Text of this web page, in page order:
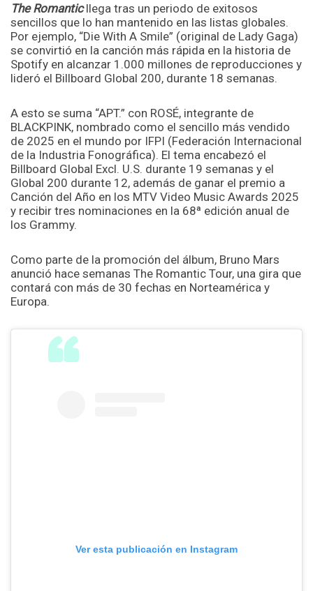
The Romanticllega tras un periodo de exitosos
sencillos que lo han mantenido en las listas globales.
Por ejemplo, “Die With A Smile” (original de Lady Gaga)
se convirtió en la canción más rápida en la historia de
Spotify en alcanzar 1.000 millones de reproducciones y
lideró el Billboard Global 200, durante 18 semanas.
A esto se suma “APT.” con ROSÉ, integrante de
BLACKPINK, nombrado como el sencillo más vendido
de 2025 en el mundo por IFPI (Federación Internacional
de la Industria Fonográfica). El tema encabezó el
Billboard Global Excl. U.S. durante 19 semanas y el
Global 200 durante 12, además de ganar el premio a
Canción del Año en los MTV Video Music Awards 2025
y recibir tres nominaciones en la 68ª edición anual de
los Grammy.
Como parte de la promoción del álbum, Bruno Mars
anunció hace semanas The Romantic Tour, una gira que
contará con más de 30 fechas en Norteamérica y
Europa.
Ver esta publicación en Instagram